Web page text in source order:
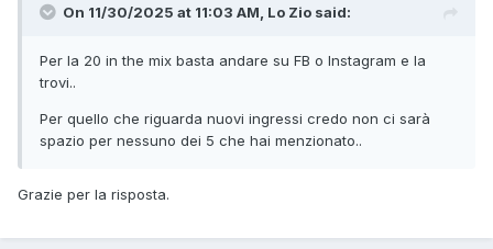
On 11/30/2025 at 11:03 AM, Lo Zio said:
Per la 20 in the mix basta andare su FB o Instagram e la
trovi..
Per quello che riguarda nuovi ingressi credo non ci sarà
spazio per nessuno dei 5 che hai menzionato..
Grazie per la risposta.